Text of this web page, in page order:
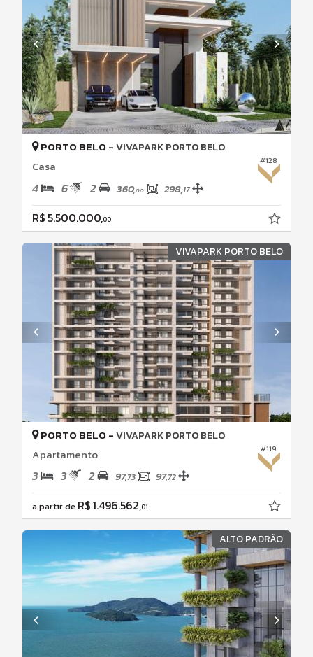
#128
PORTO BELO -VIVAPARK PORTO BELO
Casa
4 6 2 360,00 298,17
R$ 5.500.000,00
VIVAPARK PORTO BELO
#119
PORTO BELO -VIVAPARK PORTO BELO
Apartamento
3 3 2 97,73 97,72
a partir de R$ 1.496.562,01
ALTO PADRÃO